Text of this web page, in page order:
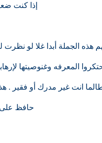
إذا كنت
هذه الجملة أبدا غلا لو
المعرفه وغنوصيتها
انت غير مدرك أو فقير .
حافظ على